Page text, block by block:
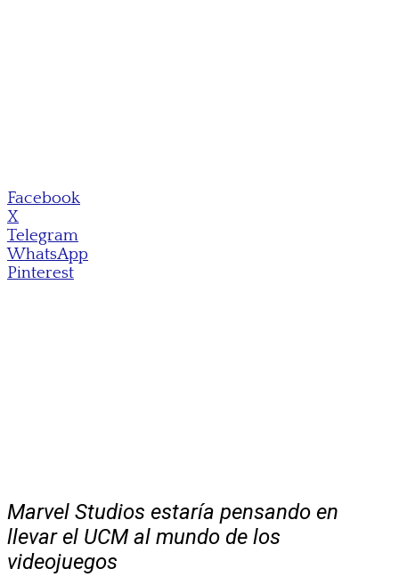
Facebook
X
Telegram
WhatsApp
Pinterest
Marvel Studios estaría pensando en
llevar el UCM al mundo de los
videojuegos